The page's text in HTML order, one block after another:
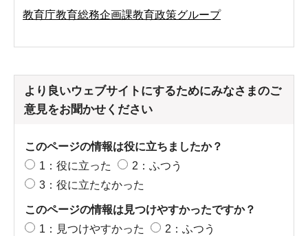
教育庁教育総務企画課教育政策グループ
より良いウェブサイトにするためにみなさまのご
意見をお聞かせください
このページの情報は役に立ちましたか？
1：役に立った
2：ふつう
3：役に立たなかった
このページの情報は見つけやすかったですか？
1：見つけやすかった
2：ふつう